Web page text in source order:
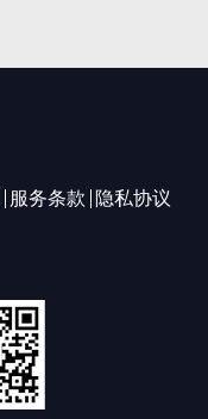
服务条款
隐私协议